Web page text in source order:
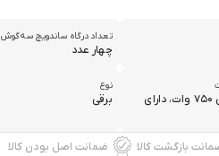
تعداد درگاه ساندویچ‌ سه‌گوش
چهار عدد
توان مصرفی ۷۵۰ وات، دارای
نوع
برقی
ضمانت اصل بودن کالا